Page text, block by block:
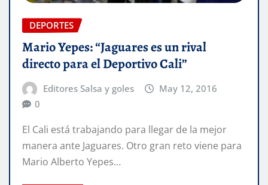
DEPORTES
Mario Yepes: “Jaguares es un rival
directo para el Deportivo Cali”
Editores Salsa y goles
May 12, 2016
0
El Cali está trabajando para llegar de la mejor
manera ante Jaguares. Otro gran reto viene para
Mario Alberto Yepes…